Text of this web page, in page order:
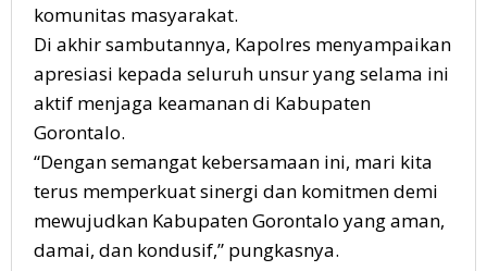
komunitas masyarakat.
Di akhir sambutannya, Kapolres menyampaikan
apresiasi kepada seluruh unsur yang selama ini
aktif menjaga keamanan di Kabupaten
Gorontalo.
“Dengan semangat kebersamaan ini, mari kita
terus memperkuat sinergi dan komitmen demi
mewujudkan Kabupaten Gorontalo yang aman,
damai, dan kondusif,” pungkasnya.